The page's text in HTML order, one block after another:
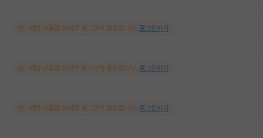
해당 댓글을 보려면 로그인이 필요합니다. 로그인하기
해당 댓글을 보려면 로그인이 필요합니다. 로그인하기
해당 댓글을 보려면 로그인이 필요합니다. 로그인하기